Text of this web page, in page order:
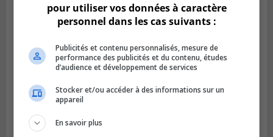
pour utiliser vos données à caractère
personnel dans les cas suivants :
Publicités et contenu personnalisés, mesure de
performance des publicités et du contenu, études
d’audience et développement de services
Stocker et/ou accéder à des informations sur un
appareil
En savoir plus